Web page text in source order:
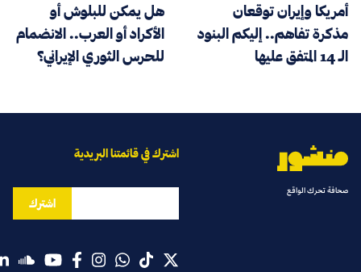
أمريكا وإيران توقعان
مذكرة تفاهم.. إليكم البنود
الـ 14 المتفق عليها
هل يمكن للبلوش أو
الأكراد أو العرب.. الانضمام
للحرس الثوري الإيراني؟
صحافة تحرك الواقع
اشترك في قائمتنا البريدية
اشترك